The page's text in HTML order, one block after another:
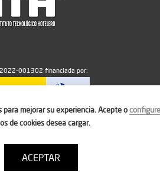
001302 financiada por:
10.13039/501100011033
de cookies
Condiciones de uso
mejorar su experiencia. Acepte oconfigure
de cookies desea cargar.
ACEPTAR